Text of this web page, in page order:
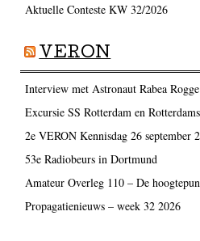
Aktuelle Conteste KW 32/2026
VERON
Interview met Astronaut Rabea
Excursie SS Rotterdam en
2e VERON Kennisdag 26 september
53e Radiobeurs in Dortmund
Amateur Overleg 110 – De
Propagatienieuws – week 32 2026